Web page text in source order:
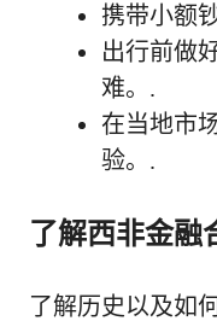
携带小额
出行前做
难。.
在当地市
验。.
了解西非金融
了解历史以及如